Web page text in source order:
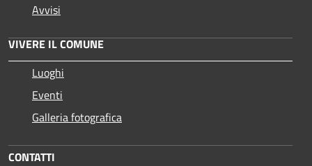
Avvisi
VIVERE IL COMUNE
Luoghi
Eventi
Galleria fotografica
CONTATTI